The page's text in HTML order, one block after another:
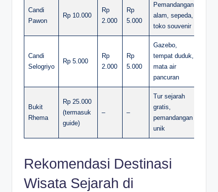
Candi
Pawon
Rp 10.000
Rp
2.000
Rp
5.000
Pemandangan
alam, sepeda,
toko souvenir
Candi
Selogriyo
Rp 5.000
Rp
2.000
Rp
5.000
Gazebo,
tempat duduk,
mata air
pancuran
Bukit
Rhema
Rp 25.000
(termasuk
guide)
– –
Tur sejarah
gratis,
pemandangan
unik
Rekomendasi Destinasi
Wisata Sejarah di